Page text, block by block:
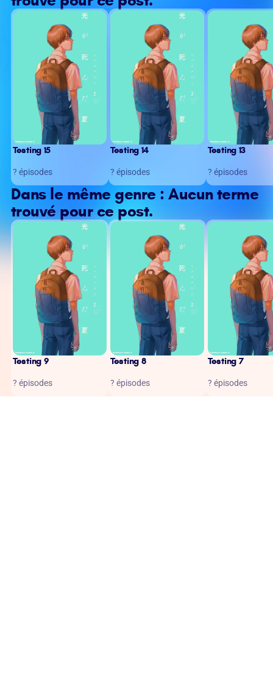
Testing 15
? épisodes
Testing 14
? épisodes
Testing 13
? épisodes
Dans le même genre : Aucun terme
trouvé pour ce post.
Testing 9
? épisodes
Testing 8
? épisodes
Testing 7
? épisodes